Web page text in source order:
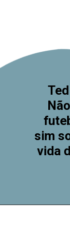
sim
vida